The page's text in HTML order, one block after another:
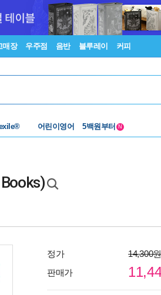
매장 우주점 음반 블루레이 커피
어린이영어
5백원부터
N
정가
14,300원
판매가